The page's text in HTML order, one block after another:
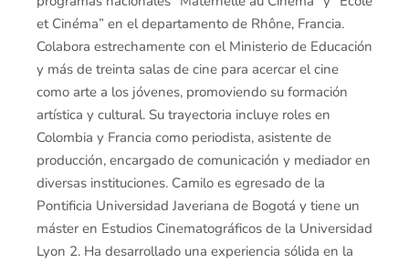
et Cinéma” en el departamento de Rhône, Francia.
Colabora estrechamente con el Ministerio de Educación
y más de treinta salas de cine para acercar el cine
como arte a los jóvenes, promoviendo su formación
artística y cultural. Su trayectoria incluye roles en
Colombia y Francia como periodista, asistente de
producción, encargado de comunicación y mediador en
diversas instituciones. Camilo es egresado de la
Pontificia Universidad Javeriana de Bogotá y tiene un
máster en Estudios Cinematográficos de la Universidad
Lyon 2. Ha desarrollado una experiencia sólida en la